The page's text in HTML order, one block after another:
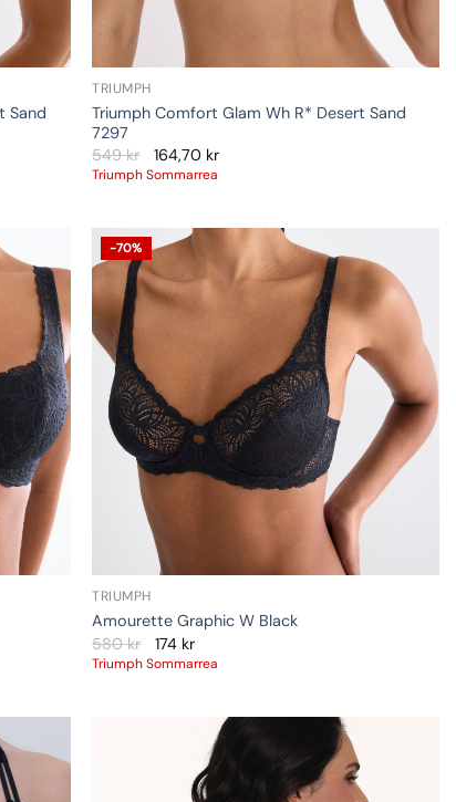
Sand
TRIUMPH
Triumph Comfort Glam Wh R* Desert Sand
7297
549kr 164,70 kr
Triumph Sommarrea
-70%
TRIUMPH
Amourette Graphic W Black
580kr 174 kr
Triumph Sommarrea